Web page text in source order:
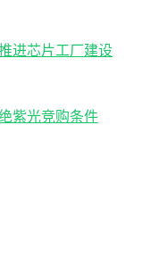
进芯片工厂建设
紫光竞购条件